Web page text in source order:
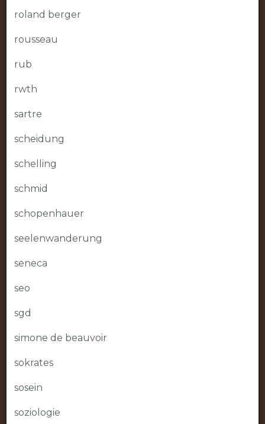
roland berger
rousseau
rub
rwth
sartre
scheidung
schelling
schmid
schopenhauer
seelenwanderung
seneca
seo
sgd
simone de beauvoir
sokrates
sosein
soziologie